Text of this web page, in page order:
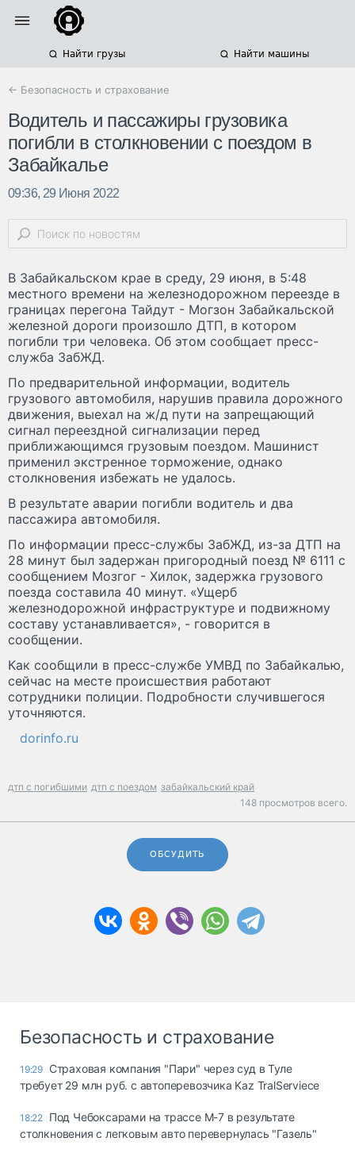
Найти грузы Найти машины
← Безопасность и страхование
Водитель и пассажиры грузовика
погибли в столкновении с поездом в
Забайкалье
09:36, 29 Июня 2022
В Забайкальском крае в среду, 29 июня, в 5:48
местного времени на железнодорожном переезде в
границах перегона Тайдут - Могзон Забайкальской
железной дороги произошло ДТП, в котором
погибли три человека. Об этом сообщает пресс-
служба ЗабЖД.
По предварительной информации, водитель
грузового автомобиля, нарушив правила дорожного
движения, выехал на ж/д пути на запрещающий
сигнал переездной сигнализации перед
приближающимся грузовым поездом. Машинист
применил экстренное торможение, однако
столкновения избежать не удалось.
В результате аварии погибли водитель и два
пассажира автомобиля.
По информации пресс-службы ЗабЖД, из-за ДТП на
28 минут был задержан пригородный поезд № 6111 с
сообщением Мозгог - Хилок, задержка грузового
поезда составила 40 минут. «Ущерб
железнодорожной инфраструктуре и подвижному
составу устанавливается», - говорится в
сообщении.
Как сообщили в пресс-службе УМВД по Забайкалью,
сейчас на месте происшествия работают
сотрудники полиции. Подробности случившегося
уточняются.
dorinfo.ru
дтп с погибшими дтп с поездом забайкальский край
148 просмотров всего.
ОБСУДИТЬ
Безопасность и страхование
19:29 Страховая компания "Пари" через суд в Туле
требует 29 млн руб. с автоперевозчика Kaz TralServiece
18:22 Под Чебоксарами на трассе М-7 в результате
столкновения с легковым авто перевернулась "Газель"